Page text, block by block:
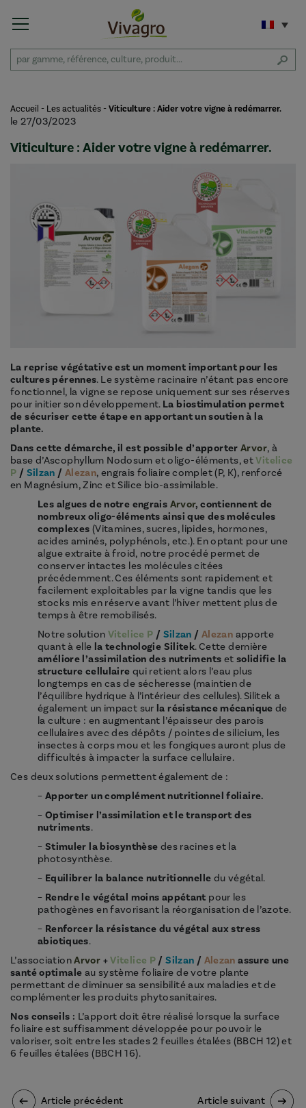
Accueil - Les actualités -Viticulture : Aider votre vigne à redémarrer.
le 27/03/2023
Viticulture : Aider votre vigne à redémarrer.
La reprise végétative est un moment important pour les
cultures pérennes. Le système racinaire n’étant pas encore
fonctionnel, la vigne se repose uniquement sur ses réserves
pour initier son développement. La biostimulation permet
de sécuriser cette étape en apportant un soutien à la
plante.
Dans cette démarche, il est possible d’apporter Arvor, à
base d’Ascophyllum Nodosum et oligo-éléments, etVitelice
P / Silzan / Alezan, engrais foliaire complet (P, K), renforcé
en Magnésium, Zinc et Silice bio-assimilable.
Les alguesde notre engrais Arvor, contiennent de
nombreux oligo-éléments ainsi que des molécules
complexes (Vitamines, sucres, lipides, hormones,
acides aminés, polyphénols, etc.). En optant pour une
algue extraite à froid, notre procédé permet de
conserver intactes les molécules citées
précédemment. Ces éléments sont rapidement et
facilement exploitables par la vigne tandis que les
stocks mis en réserve avant l’hiver mettent plus de
temps à être remobilisés.
Notre solution Vitelice P / Silzan / Alezan apporte
quant à elle la technologie Silitek. Cette dernière
améliore l’assimilation des nutriments et solidifie la
structure cellulaire qui retient alors l’eau plus
longtemps en cas de sécheresse (maintien de
l’équilibre hydrique à l’intérieur des cellules). Silitek a
également un impact sur la résistance mécanique de
la culture : en augmentant l’épaisseur des parois
cellulaires avec des dépôts / pointes de silicium, les
insectes à corps mou et les fongiques auront plus de
difficultés à impacter la surface cellulaire.
Ces deux solutions permettent également de :
– Apporter un complément nutritionnel foliaire.
– Optimiser l’assimilation et le transport des
nutriments.
– Stimuler la biosynthèse des racines et la
photosynthèse.
– Equilibrer la balance nutritionnelle du végétal.
– Rendre le végétal moins appétant pour les
pathogènes en favorisant la réorganisation de l’azote.
– Renforcer la résistance du végétal aux stress
abiotiques.
L’associationArvor +Vitelice P /Silzan / Alezan assure une
santé optimale au système foliaire de votre plante
permettant de diminuer sa sensibilité aux maladies et de
complémenter les produits phytosanitaires.
Nos conseils : L’apport doit être réalisé lorsque la surface
foliaire est suffisamment développée pour pouvoir le
valoriser, soit entre les stades 2 feuilles étalées (BBCH 12) et
6 feuilles étalées (BBCH 16).
Article précédent Article suivant